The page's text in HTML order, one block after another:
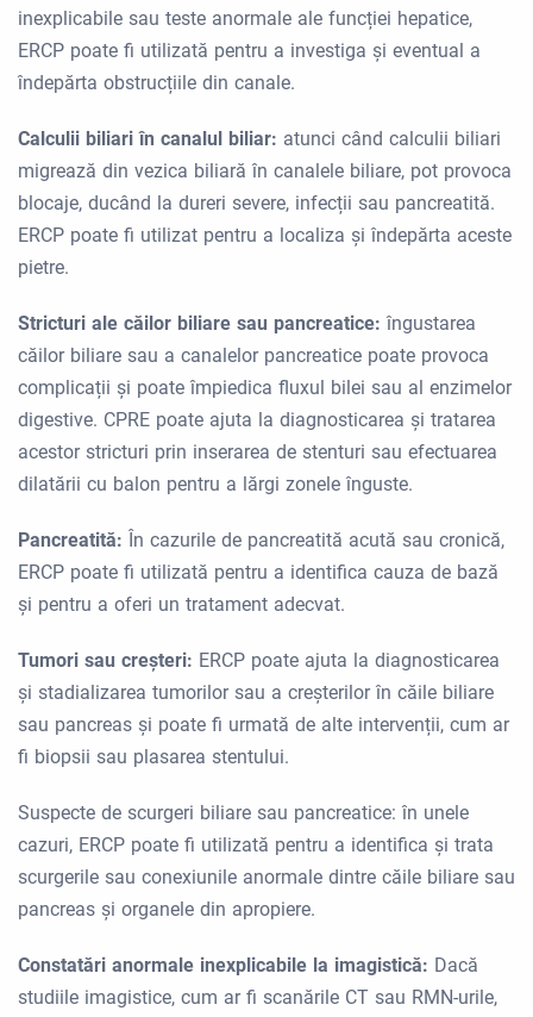
inexplicabile sau teste anormale ale funcției hepatice,
ERCP poate fi utilizată pentru a investiga și eventual a
îndepărta obstrucțiile din canale.
Calculii biliari în canalul biliar: atunci când calculii biliari
migrează din vezica biliară în canalele biliare, pot provoca
blocaje, ducând la dureri severe, infecții sau pancreatită.
ERCP poate fi utilizat pentru a localiza și îndepărta aceste
pietre.
Stricturi ale căilor biliare sau pancreatice: îngustarea
căilor biliare sau a canalelor pancreatice poate provoca
complicații și poate împiedica fluxul bilei sau al enzimelor
digestive. CPRE poate ajuta la diagnosticarea și tratarea
acestor stricturi prin inserarea de stenturi sau efectuarea
dilatării cu balon pentru a lărgi zonele înguste.
Pancreatită: În cazurile de pancreatită acută sau cronică,
ERCP poate fi utilizată pentru a identifica cauza de bază
și pentru a oferi un tratament adecvat.
Tumori sau creșteri: ERCP poate ajuta la diagnosticarea
și stadializarea tumorilor sau a creșterilor în căile biliare
sau pancreas și poate fi urmată de alte intervenții, cum ar
fi biopsii sau plasarea stentului.
Suspecte de scurgeri biliare sau pancreatice: în unele
cazuri, ERCP poate fi utilizată pentru a identifica și trata
scurgerile sau conexiunile anormale dintre căile biliare sau
pancreas și organele din apropiere.
Constatări anormale inexplicabile la imagistică: Dacă
studiile imagistice, cum ar fi scanările CT sau RMN-urile,